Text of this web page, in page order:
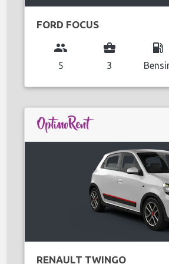
FORD FOCUS
group
5
business_center
3
local_gas_station
RENAULT TWINGO